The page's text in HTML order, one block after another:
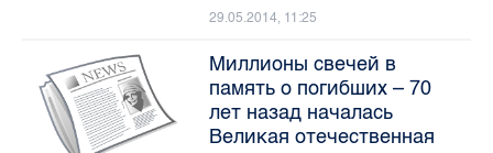
29.05.2014, 11:25
Миллионы свечей в
память о погибших – 70
лет назад началась
Великая отечественная